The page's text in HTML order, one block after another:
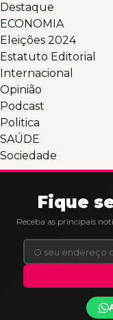
Destaque
ECONOMIA
Eleições 2024
Estatuto Editorial
Internacional
Opinião
Podcast
Politica
SAÚDE
Sociedade
Fique
Receba as principais